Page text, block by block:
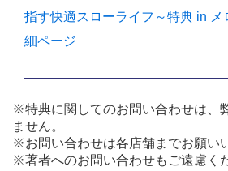
指す快適スローライフ～特典 in メ
細ページ
※特典に関してのお問い合わせは、
ません。
※お問い合わせは各店舗までお願い
※著者へのお問い合わせもご遠慮く